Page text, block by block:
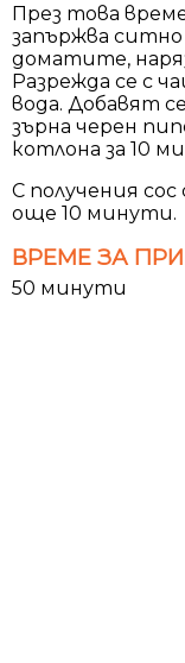
През това
запържва ситно
доматите,
Разрежда се с
вода. Добавят
зърна черен
котлона за 10
С получения сос
още 10 минути.
ВРЕМЕ ЗА
50 минути